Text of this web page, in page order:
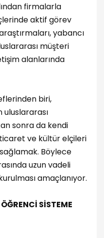
firmalarla
aktif görev
yabancı
müşteri
alanlarında
biri,
sonra da kendi
ve kültür elçileri
Böylece
uzun vadeli
amaçlanıyor.
SİSTEME